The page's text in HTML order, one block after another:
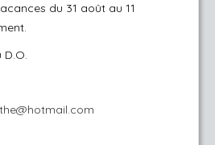
du 31 août au 11